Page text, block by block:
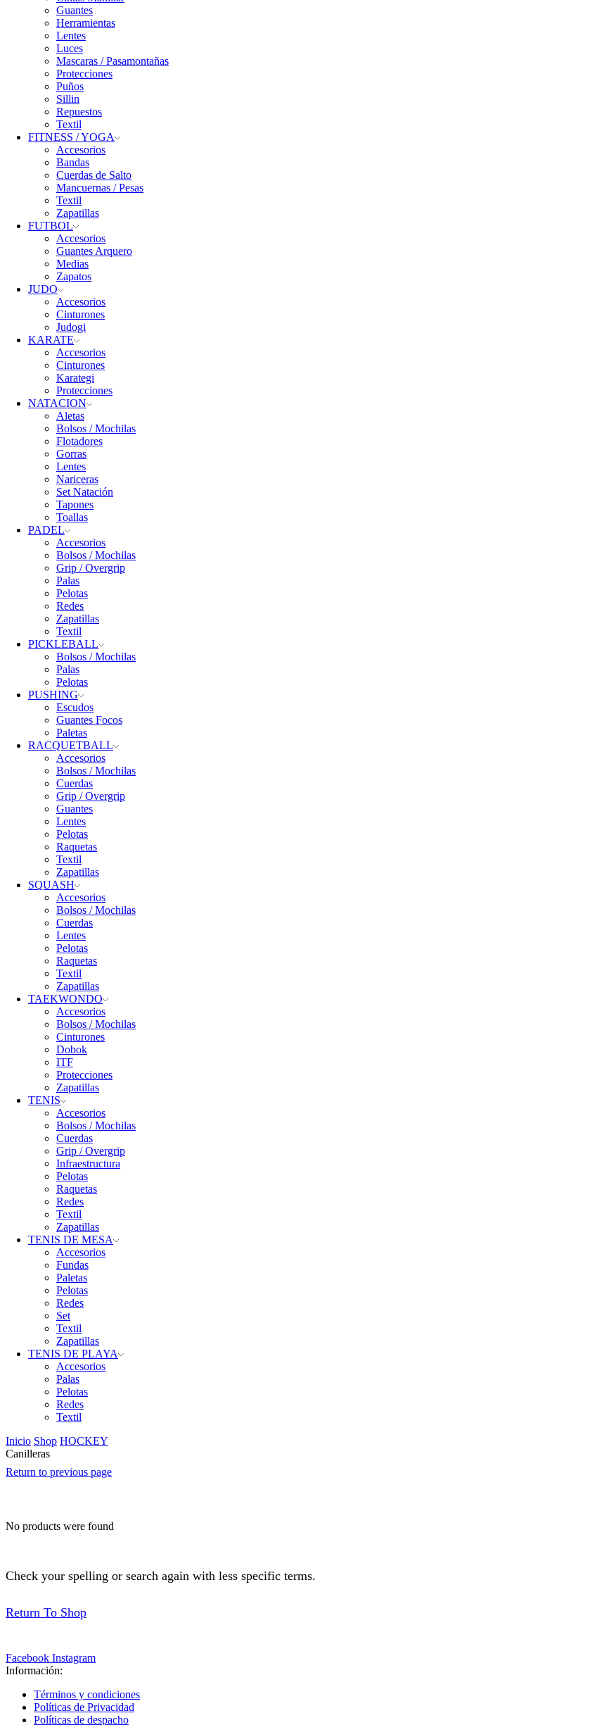
Guantes
Herramientas
Lentes
Luces
Mascaras / Pasamontañas
Protecciones
Puños
Sillin
Repuestos
Textil
FITNESS / YOGA
Accesorios
Bandas
Cuerdas de Salto
Mancuernas / Pesas
Textil
Zapatillas
FUTBOL
Accesorios
Guantes Arquero
Medias
Zapatos
JUDO
Accesorios
Cinturones
Judogi
KARATE
Accesorios
Cinturones
Karategi
Protecciones
NATACION
Aletas
Bolsos / Mochilas
Flotadores
Gorras
Lentes
Nariceras
Set Natación
Tapones
Toallas
PADEL
Accesorios
Bolsos / Mochilas
Grip / Overgrip
Palas
Pelotas
Redes
Zapatillas
Textil
PICKLEBALL
Bolsos / Mochilas
Palas
Pelotas
PUSHING
Escudos
Guantes Focos
Paletas
RACQUETBALL
Accesorios
Bolsos / Mochilas
Cuerdas
Grip / Overgrip
Guantes
Lentes
Pelotas
Raquetas
Textil
Zapatillas
SQUASH
Accesorios
Bolsos / Mochilas
Cuerdas
Lentes
Pelotas
Raquetas
Textil
Zapatillas
TAEKWONDO
Accesorios
Bolsos / Mochilas
Cinturones
Dobok
ITF
Protecciones
Zapatillas
TENIS
Accesorios
Bolsos / Mochilas
Cuerdas
Grip / Overgrip
Infraestructura
Pelotas
Raquetas
Redes
Textil
Zapatillas
TENIS DE MESA
Accesorios
Fundas
Paletas
Pelotas
Redes
Set
Textil
Zapatillas
TENIS DE PLAYA
Accesorios
Palas
Pelotas
Redes
Textil
Inicio Shop HOCKEY
Canilleras
Return to previous page
No products were found
Check your spelling or search again with less specific terms.
Return To Shop
Facebook Instagram
Información:
Términos y condiciones
Políticas de Privacidad
Políticas de despacho